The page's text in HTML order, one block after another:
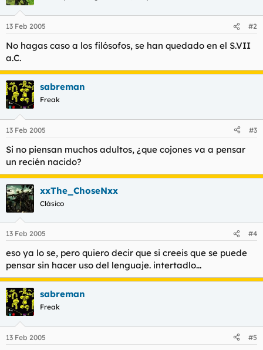
13 Feb 2005 #2
No hagas caso a los filósofos, se han quedado en el S.VII
a.C.
sabreman
Freak
13 Feb 2005 #3
Si no piensan muchos adultos, ¿que cojones va a pensar
un recién nacido?
xxThe_ChoseNxx
Clásico
13 Feb 2005 #4
eso ya lo se, pero quiero decir que si creeis que se puede
pensar sin hacer uso del lenguaje. intertadlo...
sabreman
Freak
13 Feb 2005 #5